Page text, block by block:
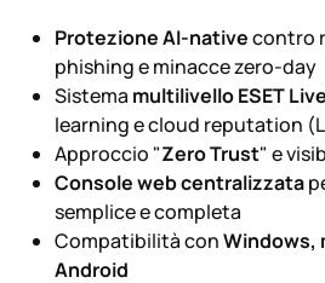
Protezione AI-nativecontro
phishing e minacce zero-day
Sistema multilivello ESET
learning e cloud reputation
Approccio "Zero Trust" e
Console web centralizzata
semplice e completa
Compatibilità conWindows,
Android